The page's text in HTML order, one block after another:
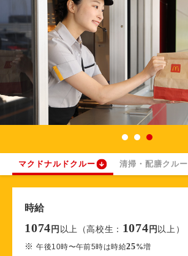
マクドナルドクルー 清掃・配膳クルー
時給
1074 円 以上（高校生： 1074 円 以上）
※午後10時〜午前5時は時給25%増